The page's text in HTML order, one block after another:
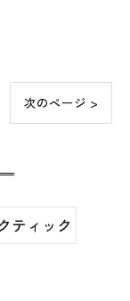
次のページ >
ティック